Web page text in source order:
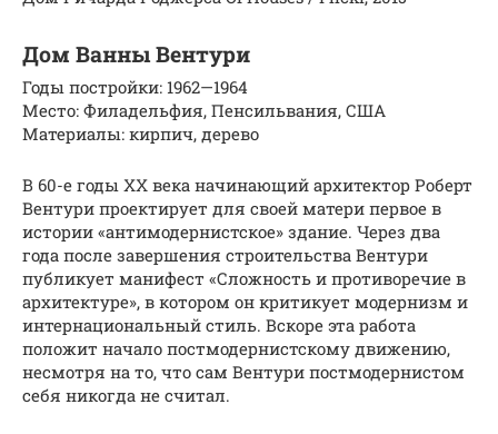
Дом Ванны Вентури
Годы постройки: 1962—1964
Место: Филадельфия, Пенсильвания, США
Материалы: кирпич, дерево
В 60-е годы ХХ века начинающий архитектор Роберт
Вентури проектирует для своей матери первое в
истории «антимодернистское» здание. Через два
года после завершения строительства Вентури
публикует манифест «Сложность и противоречие в
архитектуре», в котором он критикует модернизм и
интернациональный стиль. Вскоре эта работа
положит начало постмодернистскому движению,
несмотря на то, что сам Вентури постмодернистом
себя никогда не считал.